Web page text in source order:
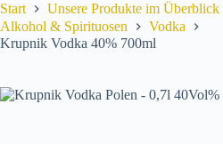
Start
Unsere Produkte im Überblick
Alkohol & Spirituosen
Vodka
Krupnik Vodka 40% 700ml